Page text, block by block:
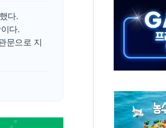
전술, 중남미 콜롬비아에 새 안보 위기… 반군·마약카
해상서 부유물 감긴 어선 구조
기지 누출, 백린 아닌 무해한 표면 부식 물질"
처리업체서 불 2시간30여분만에 진화...외국인 노동자
다.
다.
문으로 지